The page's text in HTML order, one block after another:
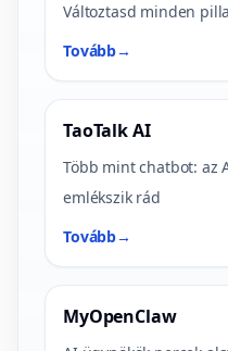
Változtasd minden
Tovább→
TaoTalk AI
Több mint chatbot: az
emlékszik rád
Tovább→
MyOpenClaw